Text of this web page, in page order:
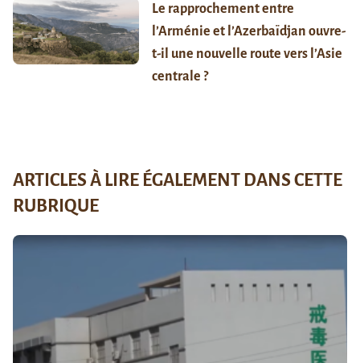
Le rapprochement entre
l’Arménie et l’Azerbaïdjan ouvre-
t-il une nouvelle route vers l’Asie
centrale ?
ARTICLES À LIRE ÉGALEMENT DANS CETTE
RUBRIQUE